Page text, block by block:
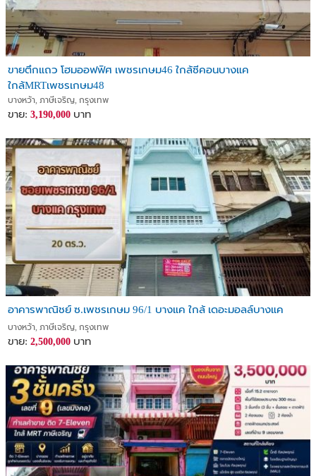
ขายตึกแถว โฮมออฟฟิศ เพชรเกษม46 ใกล้ซีคอนบางแค
ใกล้MRTเพชรเกษม48
บางหว้า, ภาษีเจริญ, กรุงเทพ
ขาย: 3,190,000 บาท
อาคารพาณิชย์ ซ.เพชรเกษม 96/1 บางแค ใกล้ เดอะมอลล์บางแค
บางหว้า, ภาษีเจริญ, กรุงเทพ
ขาย: 2,500,000 บาท